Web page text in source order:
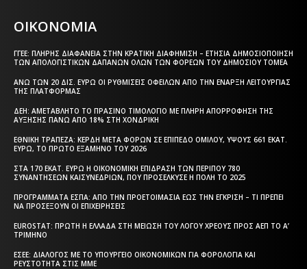
ΟΙΚΟΝΟΜΙΑ
ΓΓΕΕ: ΠΛΉΡΗΣ ΔΙΑΦΆΝΕΙΑ ΣΤΗΝ ΚΡΑΤΙΚΉ ΔΙΑΦΉΜΙΣΗ – EΤΉΣΙΑ ΔΗΜΟΣΙΟΠΟΊΗΣΗ
ΤΩΝ ΑΠΟΛΟΓΙΣΤΙΚΏΝ ΔΑΠΑΝΏΝ ΌΛΩΝ ΤΩΝ ΦΟΡΈΩΝ ΤΟΥ ΔΗΜΟΣΊΟΥ ΤΟΜΈΑ
ΆΝΩ ΤΩΝ 20 ΔΙΣ. ΕΥΡΏ ΟΙ ΡΥΘΜΊΣΕΙΣ ΟΦΕΙΛΏΝ ΑΠΌ ΤΗΝ ΈΝΑΡΞΗ ΛΕΙΤΟΥΡΓΊΑΣ
ΤΗΣ ΠΛΑΤΦΌΡΜΑΣ
ΔΕΗ: ΑΜΕΤΆΒΛΗΤΟ ΤΟ ΠΡΆΣΙΝΟ ΤΙΜΟΛΌΓΙΟ ΜΕ ΠΛΉΡΗ ΑΠΟΡΡΌΦΗΣΗ ΤΗΣ
ΑΎΞΗΣΗΣ ΠΆΝΩ ΑΠΌ 18% ΣΤΗ ΧΟΝΔΡΙΚΉ
ΕΘΝΙΚΉ ΤΡΆΠΕΖΑ: ΚΈΡΔΗ ΜΕΤΆ ΦΌΡΩΝ ΣΕ ΕΠΊΠΕΔΟ ΟΜΊΛΟΥ, ΎΨΟΥΣ 661 ΕΚΑΤ.
ΕΥΡΏ, ΤΟ ΠΡΏΤΟ ΕΞΆΜΗΝΟ ΤΟΥ 2026
ΣΤΑ 170 ΕΚΑΤ. ΕΥΡΏ Η ΟΙΚΟΝΟΜΙΚΉ ΕΠΊΔΡΑΣΗ ΤΩΝ ΠΕΡΊΠΟΥ 780
ΣΥΝΑΝΤΉΣΕΩΝ ΚΑΙΣΥΝΕΔΡΊΩΝ, ΠΟΥ ΠΡΟΣΈΛΚΥΣΕ Η ΠΌΛΗ ΤΟ 2025
ΠΡΟΓΡΆΜΜΑΤΑ EΣΠΑ: ΑΠΌ ΤΗΝ ΠΡΟΕΤΟΙΜΑΣΊΑ ΈΩΣ ΤΗΝ ΈΓΚΡΙΣΗ – ΤΙ ΠΡΈΠΕΙ
ΝΑ ΠΡΟΣΈΞΟΥΝ ΟΙ ΕΠΙΧΕΙΡΉΣΕΙΣ
EUROSTAT: ΠΡΏΤΗ Η ΕΛΛΆΔΑ ΣΤΗ ΜΕΊΩΣΗ ΤΟΥ ΛΌΓΟΥ ΧΡΈΟΥΣ ΠΡΟΣ ΑΕΠ ΤΟ Α’
ΤΡΊΜΗΝΟ
ΕΣΕΕ: ΔΙΆΛΟΓΟΣ ΜΕ ΤΟ ΥΠΟΥΡΓΕΊΟ ΟΙΚΟΝΟΜΙΚΏΝ ΓΙΑ ΦΟΡΟΛΟΓΊΑ ΚΑΙ
ΡΕΥΣΤΌΤΗΤΑ ΣΤΙΣ ΜΜΕ